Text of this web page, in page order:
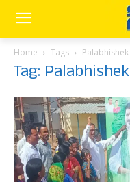
Home Tags Palabhishek
Tag: Palabhishek